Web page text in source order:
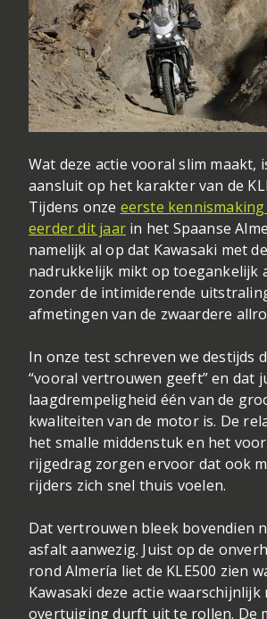
Wat deze actie vooral slim maakt,
aansluit op het karakter van de
Tijdens onze eerste
eerder dit jaar in het Spaanse
namelijk al op dat Kawasaki met
nadrukkelijk mikt op toegankelijk
zonder de intimiderende
afmetingen van de zwaardere
In onze test schreven we destijds
“vooral vertrouwen geeft” en dat
laagdrempeligheid één van de
kwaliteiten van de motor is. De
het smalle middenstuk en het
rijgedrag zorgen ervoor dat ook
rijders zich snel thuis voelen.
Dat vertrouwen bleek bovendien
asfalt aanwezig. Juist op de
rond Almería liet de KLE500 zien
Kawasaki deze actie waarschijnlijk
overtuiging durft uit te rollen. De